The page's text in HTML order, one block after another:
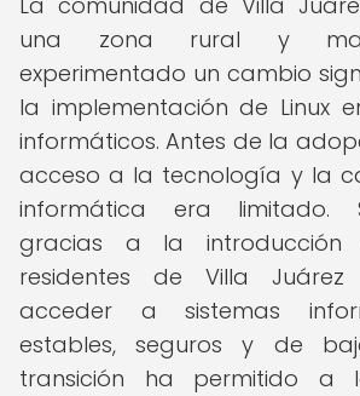
una zona rural y
experimentado un cambio
la implementación de Linux
informáticos. Antes de la
acceso a la tecnología y la
informática era limitado.
gracias a la introducción
residentes de Villa
acceder a sistemas
estables, seguros y de
transición ha permitido a